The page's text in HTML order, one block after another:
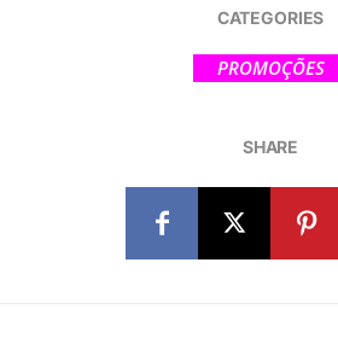
CATEGORIES
PROMOÇÕES
SHARE